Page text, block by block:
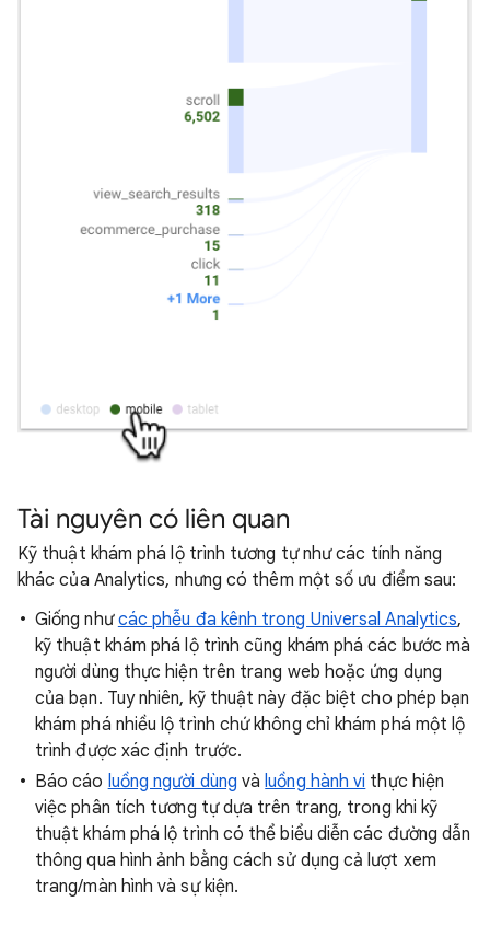
Tài nguyên có liên quan
Kỹ thuật khám phá lộ trình tương tự như các tính năng
khác của Analytics, nhưng có thêm một số ưu điểm sau:
Giống nhưcác phễu đa kênh trong Universal Analytics,
kỹ thuật khám phá lộ trình cũng khám phá các bước mà
người dùng thực hiện trên trang web hoặc ứng dụng
của bạn. Tuy nhiên, kỹ thuật này đặc biệt cho phép bạn
khám phá nhiều lộ trình chứ không chỉ khám phá một lộ
trình được xác định trước.
Báo cáo luồng người dùng vàluồng hành vi thực hiện
việc phân tích tương tự dựa trên trang, trong khi kỹ
thuật khám phá lộ trình có thể biểu diễn các đường dẫn
thông qua hình ảnh bằng cách sử dụng cả lượt xem
trang/màn hình và sự kiện.